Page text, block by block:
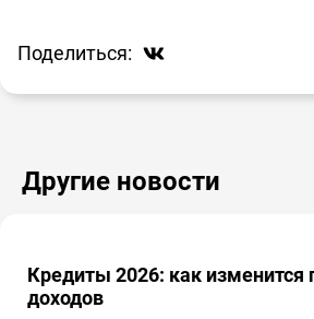
Поделиться:
Другие новости
Кредиты 2026: как изменится
доходов